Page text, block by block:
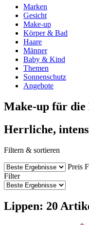
Marken
Gesicht
Make-up
Körper & Bad
Haare
Männer
Baby & Kind
Themen
Sonnenschutz
Angebote
Make-up für
Herrliche,
Filtern & sortieren
Preis
Filter
Lippen: 20